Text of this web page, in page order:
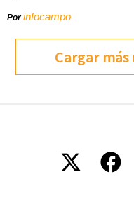
Porinfocampo
Cargar